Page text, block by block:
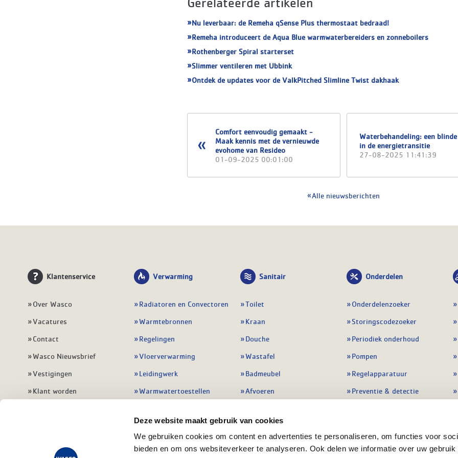
Deze website maakt gebruik van cookies
We gebruiken cookies om content en advertenties te personaliseren, om functies voor
bieden en om ons websiteverkeer te analyseren. Ook delen we informatie over uw gebruik
Nu leverbaar: de Remeha qSense Plus thermostaat bedraad!
Remeha introduceert de Aqua Blue warmwaterbereiders en zonneboilers
Rothenberger Spiral starterset
Slimmer ventileren met Ubbink
Ontdek de updates voor de ValkPitched Slimline Twist dakhaak
Comfort eenvoudig gemaakt -
Maak kennis met de vernieuwde
evohome van Resideo
01-09-2025 00:01:00
Waterbehandeling: een
in de energietransitie
27-08-2025 11:41:39
Alle nieuwsberichten
Klantenservice
Over Wasco
Vacatures
Contact
Wasco Nieuwsbrief
Vestigingen
Klant worden
Verwarming
Radiatoren en Convectoren
Warmtebronnen
Regelingen
Vloerverwarming
Leidingwerk
Warmwatertoestellen
Sanitair
Toilet
Kraan
Douche
Wastafel
Badmeubel
Afvoeren
Onderdelen
Onderdelenzoeker
Storingscodezoeker
Periodiek onderhoud
Pompen
Regelapparatuur
Preventie & detectie